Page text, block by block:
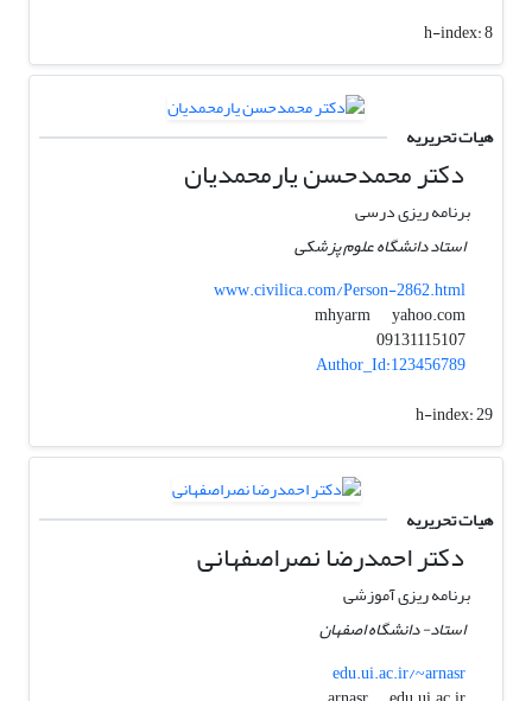
h-index:8
هیات تحریریه
دکتر محمدحسن یارمحمدیان
برنامه ریزی درسی
استاد دانشگاه علوم پزشکی
www.civilica.com/Person-2862.html
mhyarm
yahoo.com
09131115107
Author_Id:123456789
h-index:29
هیات تحریریه
دکتر احمدرضا نصراصفهانی
برنامه ریزی آموزشی
استاد- دانشگاه اصفهان
edu.ui.ac.ir/~arnasr